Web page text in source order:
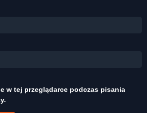
w tej przeglądarce podczas pisania